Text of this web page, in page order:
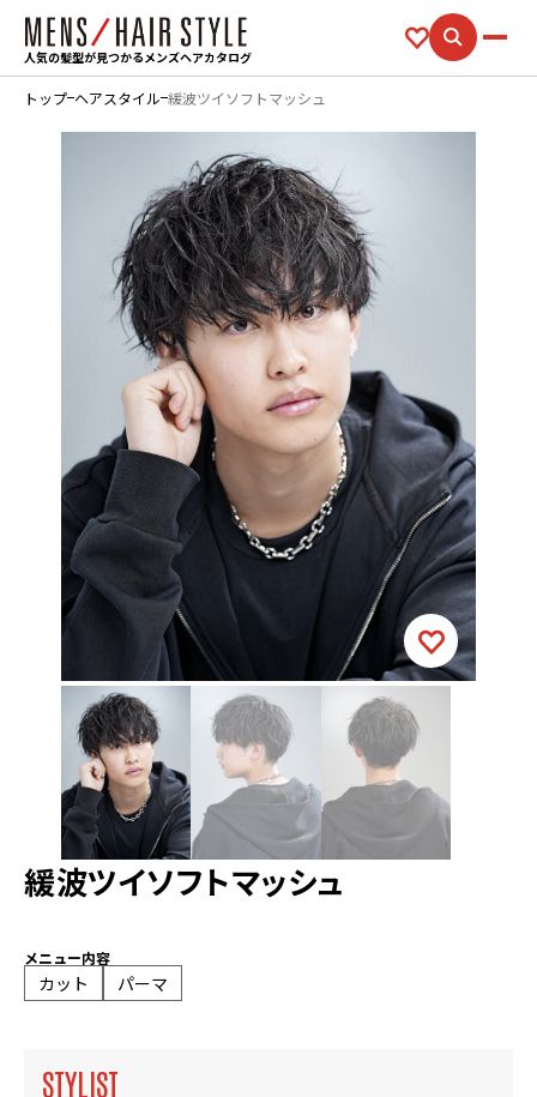
人気の髪型が見つかるメンズヘアカタログ
トップ ヘアスタイル 緩波ツイソフトマッシュ
緩波ツイソフトマッシュ
メニュー内容
カット パーマ
STYLIST